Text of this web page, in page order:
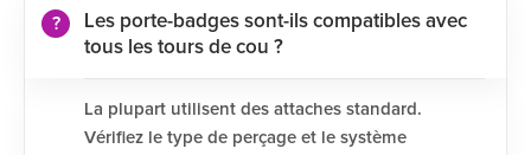
Les porte-badges sont-ils compatibles avec
tous les tours de cou ?
La plupart utilisent des attaches standard.
Vérifiez le type de perçage et le système